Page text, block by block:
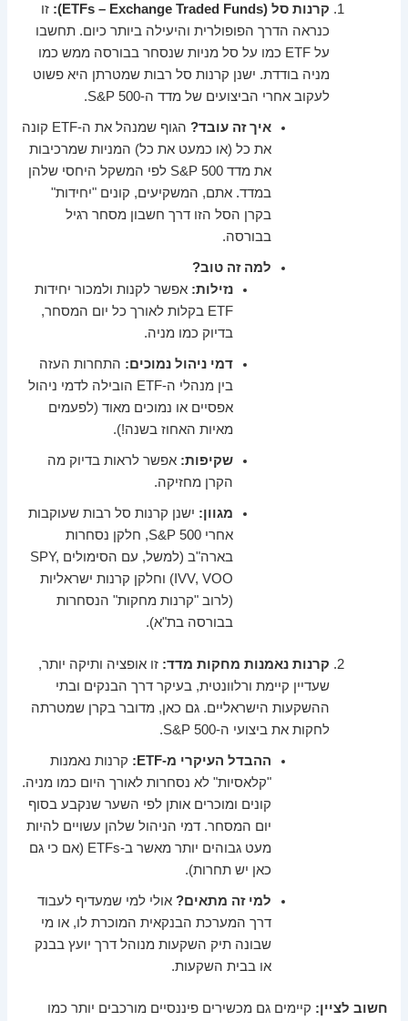
קרנות סל (ETFs – Exchange Traded Funds):
זו
כנראה הדרך הפופולרית והיעילה ביותר כיום. תחשבו
על ETF כמו על סל מניות שנסחר בבורסה ממש כמו
מניה בודדת. ישנן קרנות סל רבות שמטרתן היא פשוט
לעקוב אחרי הביצועים של מדד ה-S&P 500.
איך זה עובד?
הגוף שמנהל את ה-ETF קונה
את כל (או כמעט את כל) המניות שמרכיבות
את מדד S&P 500 לפי המשקל היחסי שלהן
במדד. אתם, המשקיעים, קונים "יחידות"
בקרן הסל הזו דרך חשבון מסחר רגיל
בבורסה.
למה זה טוב?
נזילות: אפשר לקנות ולמכור יחידות
ETF בקלות לאורך כל יום המסחר,
בדיוק כמו מניה.
דמי ניהול נמוכים: התחרות העזה
בין מנהלי ה-ETF הובילה לדמי ניהול
אפסיים או נמוכים מאוד (לפעמים
מאיות האחוז בשנה!).
שקיפות: אפשר לראות בדיוק מה
הקרן מחזיקה.
מגוון: ישנן קרנות סל רבות שעוקבות
אחרי S&P 500, חלקן נסחרות
בארה"ב (למשל, עם הסימולים SPY,
IVV, VOO) וחלקן קרנות ישראליות
(לרוב "קרנות מחקות" הנסחרות
בבורסה בת"א).
קרנות נאמנות מחקות מדד: זו אופציה ותיקה יותר,
שעדיין קיימת ורלוונטית, בעיקר דרך הבנקים ובתי
ההשקעות הישראליים. גם כאן, מדובר בקרן שמטרתה
לחקות את ביצועי ה-S&P 500.
ההבדל העיקרי מ-ETF:
קרנות נאמנות
"קלאסיות" לא נסחרות לאורך היום כמו מניה.
קונים ומוכרים אותן לפי השער שנקבע בסוף
יום המסחר. דמי הניהול שלהן עשויים להיות
מעט גבוהים יותר מאשר ב-ETFs (אם כי גם
כאן יש תחרות).
למי זה מתאים?אולי למי שמעדיף לעבוד
דרך המערכת הבנקאית המוכרת לו, או מי
שבונה תיק השקעות מנוהל דרך יועץ בבנק
או בבית השקעות.
חשוב לציין: קיימים גם מכשירים פיננסיים מורכבים יותר כמו